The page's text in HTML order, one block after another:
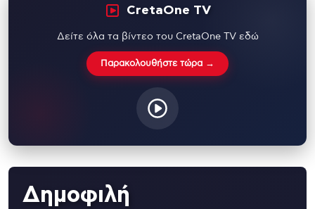
CretaOne TV
Δείτε όλα τα βίντεο του CretaOne TV εδώ
Παρακολουθήστε τώρα →
Δημοφιλή